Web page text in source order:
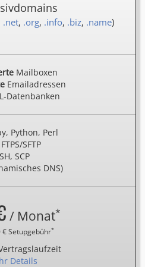
.net, .org, .info, .biz, .name)
Mailboxen
Emailadressen
Datenbanken
Python, Perl
SFTP
SCP
DNS)
/ Monat*
€ Setupgebühr*
Details